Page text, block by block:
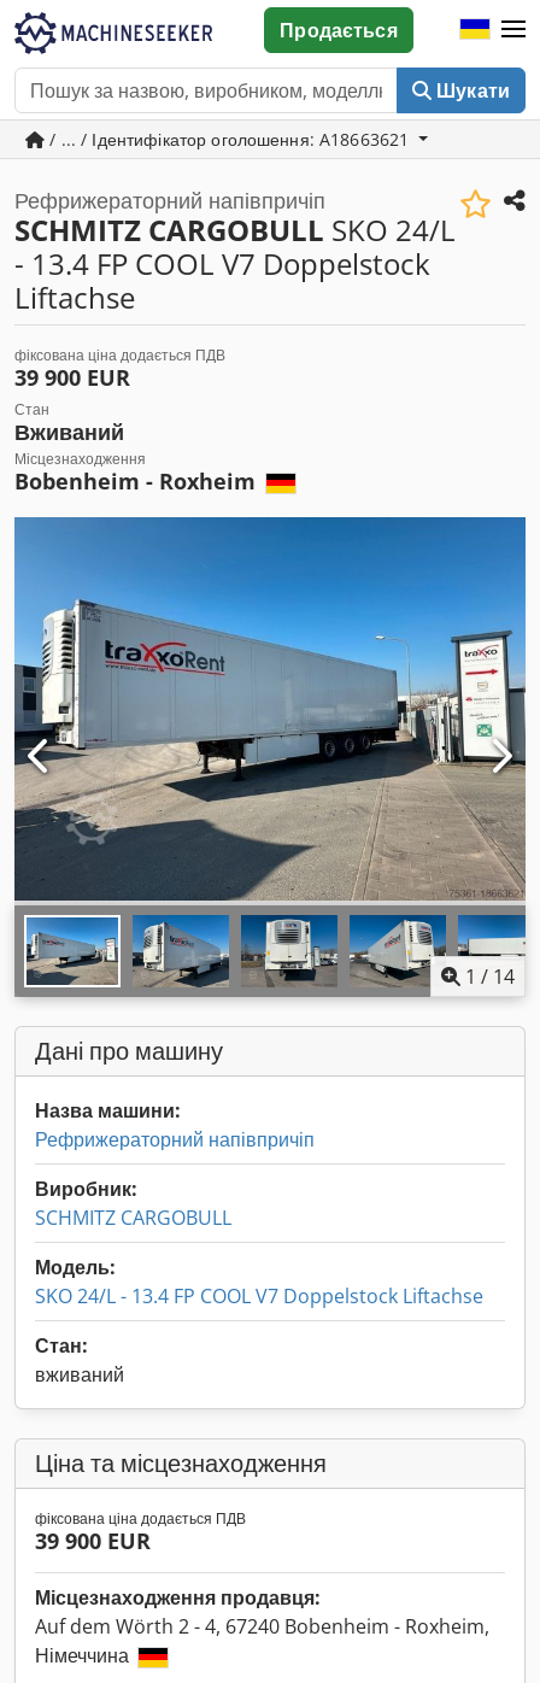
Шукати
Продається
/ ... / Ідентифікатор оголошення: A18663621
Рефрижераторний напівпричіп
SCHMITZ CARGOBULL SKO 24/L
- 13.4 FP COOL V7 Doppelstock
Liftachse
фіксована ціна додається ПДВ
39 900 EUR
Стан
Вживаний
Місцезнаходження
Bobenheim - Roxheim
1 / 14
Дані про машину
Назва машини:
Рефрижераторний напівпричіп
Виробник:
SCHMITZ CARGOBULL
Модель:
SKO 24/L - 13.4 FP COOL V7 Doppelstock Liftachse
Стан:
вживаний
Ціна та місцезнаходження
фіксована ціна додається ПДВ
39 900 EUR
Місцезнаходження продавця:
Auf dem Wörth 2 - 4, 67240 Bobenheim - Roxheim,
Німеччина